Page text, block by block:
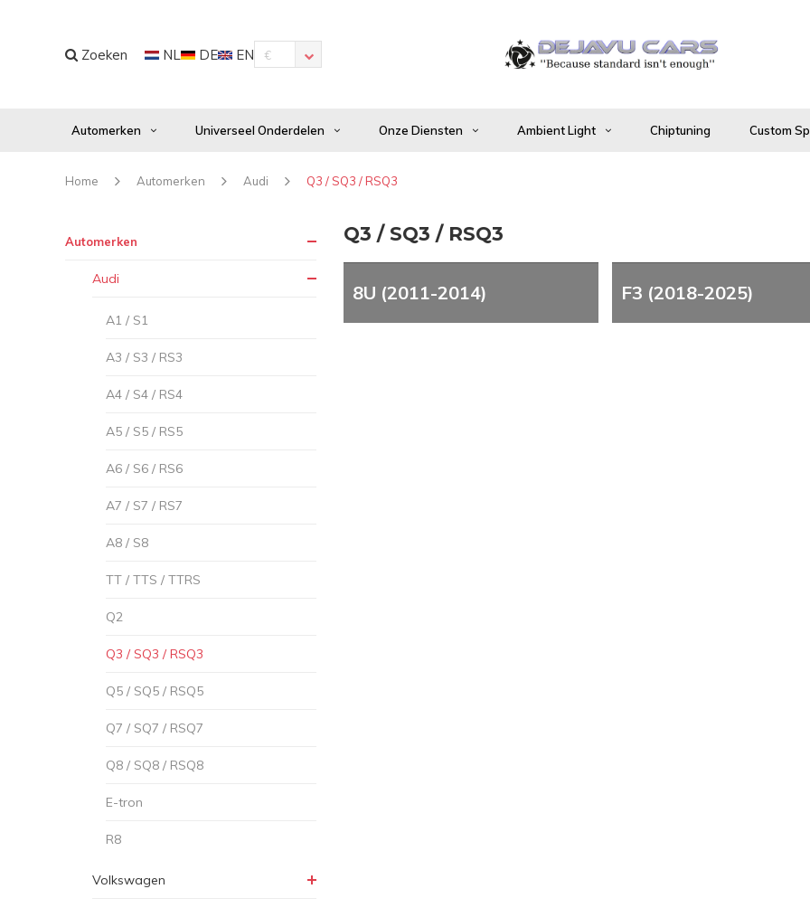
Zoeken NL DE EN €
Automerken Universeel Onderdelen Onze Diensten Ambient Light Chiptuning Custom
Home Automerken Audi Q3 / SQ3 / RSQ3
Automerken
Audi
A1 / S1
A3 / S3 / RS3
A4 / S4 / RS4
A5 / S5 / RS5
A6 / S6 / RS6
A7 / S7 / RS7
A8 / S8
TT / TTS / TTRS
Q2
Q3 / SQ3 / RSQ3
Q5 / SQ5 / RSQ5
Q7 / SQ7 / RSQ7
Q8 / SQ8 / RSQ8
E-tron
R8
Volkswagen
Q3 / SQ3 / RSQ3
8U (2011-2014) F3 (2018-2025)